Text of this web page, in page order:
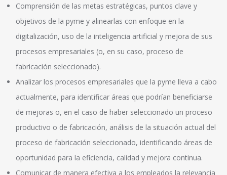
Comprensión de las metas estratégicas, puntos clave y
objetivos de la pyme y alinearlas con enfoque en la
digitalización, uso de la inteligencia artificial y mejora de sus
procesos empresariales (o, en su caso, proceso de
fabricación seleccionado).
Analizar los procesos empresariales que la pyme lleva a cabo
actualmente, para identificar áreas que podrían beneficiarse
de mejoras o, en el caso de haber seleccionado un proceso
productivo o de fabricación, análisis de la situación actual del
proceso de fabricación seleccionado, identificando áreas de
oportunidad para la eficiencia, calidad y mejora continua.
Comunicar de manera efectiva a los empleados la relevancia